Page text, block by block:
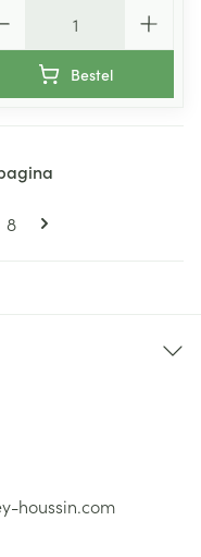
Bestel
pagina
Pagina
8
houssin.com